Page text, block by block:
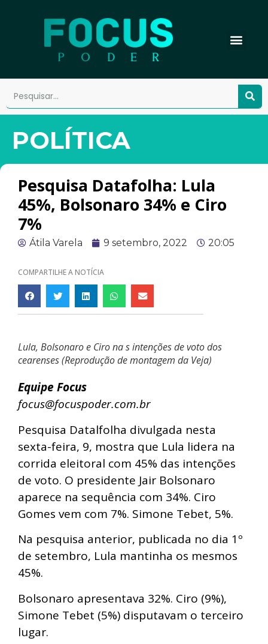
POLÍTICA
Pesquisa Datafolha: Lula
45%, Bolsonaro 34% e Ciro
7%
Átila Varela 9 setembro, 2022 20:05
COMPARTILHE A NOTÍCIA
Lula, Bolsonaro e Ciro na s intenções de voto dos
cearenses (Reprodução de montagem da Veja)
Equipe Focus
focus@focuspoder.com.br
Pesquisa Datalfolha divulgada nesta
sexta-feira, 9, mostra que Lula lidera na
corrida eleitoral com 45% das intenções
de voto. O presidente Jair Bolsonaro
aparece na sequência com 34%. Ciro
Gomes vem com 7%. Simone Tebet, 5%.
Na pesquisa anterior, publicada no dia 1º
de setembro, Lula mantinha os mesmos
45%.
Bolsonaro apresentava 32%. Ciro (9%),
Simone Tebet (5%) disputavam o terceiro
lugar.